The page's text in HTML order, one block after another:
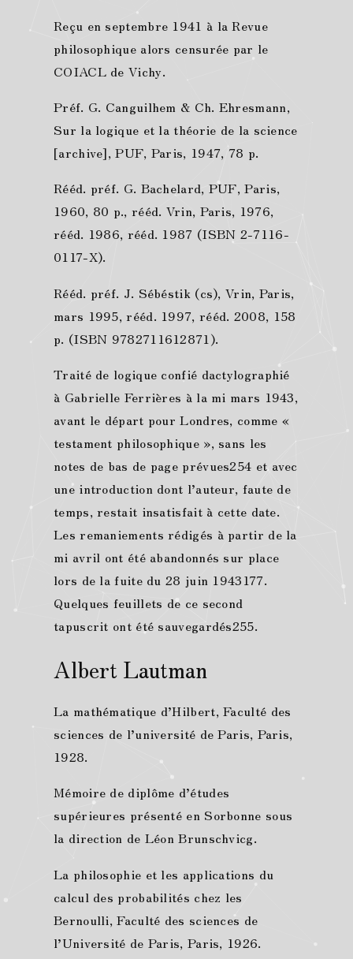
Reçu en septembre 1941 à la Revue
philosophique alors censurée par le
COIACL de Vichy.
Préf. G. Canguilhem & Ch. Ehresmann,
Sur la logique et la théorie de la science
[archive], PUF, Paris, 1947, 78 p.
Rééd. préf. G. Bachelard, PUF, Paris,
1960, 80 p., rééd. Vrin, Paris, 1976,
rééd. 1986, rééd. 1987 (ISBN 2-7116-
0117-X).
Rééd. préf. J. Sébéstik (cs), Vrin, Paris,
mars 1995, rééd. 1997, rééd. 2008, 158
p. (ISBN 9782711612871).
Traité de logique confié dactylographié
à Gabrielle Ferrières à la mi mars 1943,
avant le départ pour Londres, comme «
testament philosophique », sans les
notes de bas de page prévues254 et avec
une introduction dont l’auteur, faute de
temps, restait insatisfait à cette date.
Les remaniements rédigés à partir de la
mi avril ont été abandonnés sur place
lors de la fuite du 28 juin 1943177.
Quelques feuillets de ce second
tapuscrit ont été sauvegardés255.
Albert Lautman
La mathématique d’Hilbert, Faculté des
sciences de l’université de Paris, Paris,
1928.
Mémoire de diplôme d’études
supérieures présenté en Sorbonne sous
la direction de Léon Brunschvicg.
La philosophie et les applications du
calcul des probabilités chez les
Bernoulli, Faculté des sciences de
l’Université de Paris, Paris, 1926.